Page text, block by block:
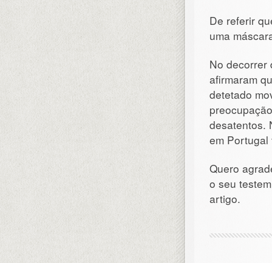
De referir
uma
No decorrer
afirmaram
detetado
desatentos.
em Portugal
Quero
o seu
artigo.